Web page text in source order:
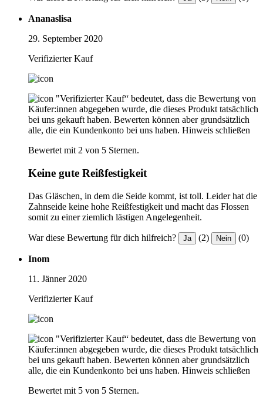
Ananaslisa
29. September 2020
Verifizierter Kauf
"Verifizierter Kauf“ bedeutet, dass die Bewertung von
Käufer:innen abgegeben wurde, die dieses Produkt tatsächlich
bei uns gekauft haben. Bewerten können aber grundsätzlich
alle, die ein Kundenkonto bei uns haben. Hinweis schließen
Bewertet mit 2 von 5 Sternen.
Keine gute Reißfestigkeit
Das Gläschen, in dem die Seide kommt, ist toll. Leider hat die
Zahnseide keine hohe Reißfestigkeit und macht das Flossen
somit zu einer ziemlich lästigen Angelegenheit.
War diese Bewertung für dich hilfreich? Ja (2) Nein (0)
Inom
11. Jänner 2020
Verifizierter Kauf
"Verifizierter Kauf“ bedeutet, dass die Bewertung von
Käufer:innen abgegeben wurde, die dieses Produkt tatsächlich
bei uns gekauft haben. Bewerten können aber grundsätzlich
alle, die ein Kundenkonto bei uns haben. Hinweis schließen
Bewertet mit 5 von 5 Sternen.